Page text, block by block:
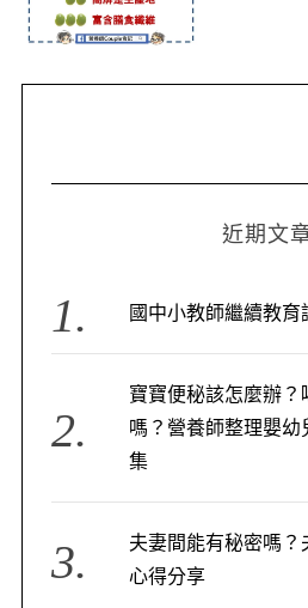
:
近期文
國中小教師繼續教育
寶寶便秘該怎麼辦？
嗎？營養師整理嬰
集
夫妻間能有秘密嗎？
心得分享